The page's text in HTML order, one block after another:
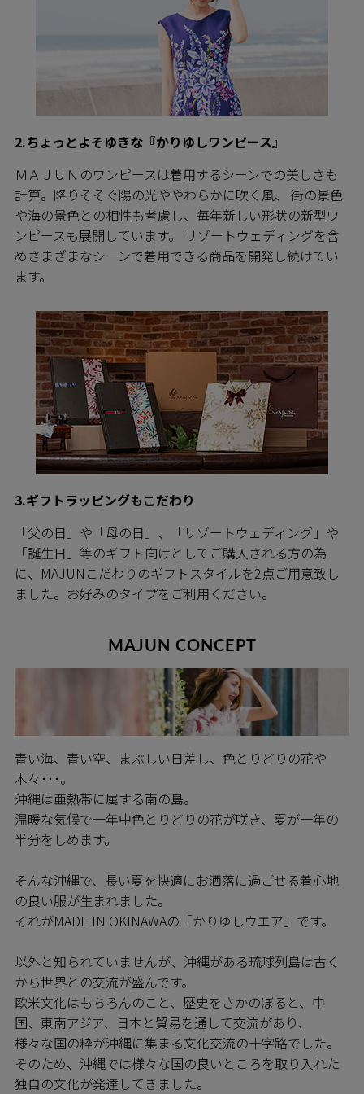
2.ちょっとよそゆきな『かりゆしワンピース』
ＭＡＪＵＮのワンピースは着用するシーンでの美しさも
計算。降りそそぐ陽の光ややわらかに吹く風、 街の景色
や海の景色との相性も考慮し、毎年新しい形状の新型ワ
ンピースも展開しています。 リゾートウェディングを含
めさまざまなシーンで着用できる商品を開発し続けてい
ます。
3.ギフトラッピングもこだわり
「父の日」や「母の日」、「リゾートウェディング」や
「誕生日」等のギフト向けとしてご購入される方の為
に、MAJUNこだわりのギフトスタイルを2点ご用意致し
ました。お好みのタイプをご利用ください。
MAJUN CONCEPT
青い海、青い空、まぶしい日差し、色とりどりの花や
木々･･･。
沖縄は亜熱帯に属する南の島。
温暖な気候で一年中色とりどりの花が咲き、夏が一年の
半分をしめます。
そんな沖縄で、長い夏を快適にお洒落に過ごせる着心地
の良い服が生まれました。
それがMADE IN OKINAWAの「かりゆしウエア」です。
以外と知られていませんが、沖縄がある琉球列島は古く
から世界との交流が盛んです。
欧米文化はもちろんのこと、歴史をさかのぼると、中
国、東南アジア、日本と貿易を通して交流があり、
様々な国の粋が沖縄に集まる文化交流の十字路でした。
そのため、沖縄では様々な国の良いところを取り入れた
独自の文化が発達してきました。